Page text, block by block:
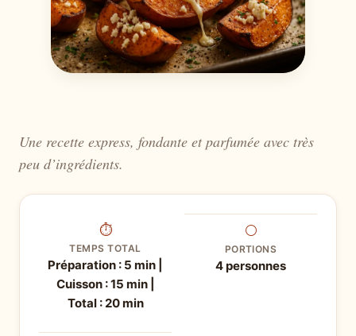
Une recette express, fondante et parfumée avec très
peu d’ingrédients.
⏱
TEMPS TOTAL
Préparation : 5 min |
Cuisson : 15 min |
Total : 20 min
⚪
PORTIONS
4 personnes